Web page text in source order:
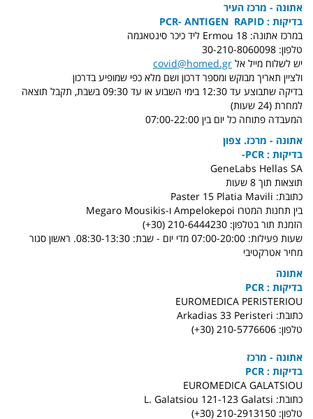
אתונה - מרכז העיר
בדיקות : PCR- ANTIGEN RAPID
במרכז אתונה: Ermou 18 ליד כיכר סינטאגמה
טלפון: 30-210-8060098
יש לשלוח מייל אל covid@homed.gr
ולציין תאריך מבוקש ומספר דרכון ושם מלא כפי שמופיע בדרכון
בדיקה שתבוצע עד 12:30 בימי השבוע או עד 09:30 בשבת, תקבל תוצאה
למחרת (24 שעות)
המעבדה פתוחה כל יום בין 07:00-22:00
אתונה - מרכז. צפון
בדיקות : PCR-
GeneLabs Hellas SA
תוצאות תוך 8 שעות
כתובת: Paster 15 Platia Mavili
בין תחנות המטרו Ampelokepoi ו-Megaro Mousikis
הזמנת תור בטלפון: 210-6444230 (30+)
שעות פעילות: 07:00-20:00 מדי יום - שבת: 08:30-13:30. ראשון סגור
מחיר אטרקטיבי
אתונה
בדיקות : PCR
EUROMEDICA PERISTERIOU
כתובת: Arkadias 33 Peristeri
טלפון: 210-5776606 (30+)
אתונה - מרכז
בדיקות : PCR
EUROMEDICA GALATSIOU
כתובת: L. Galatsiou 121-123 Galatsi
טלפון: 210-2913150 (30+)